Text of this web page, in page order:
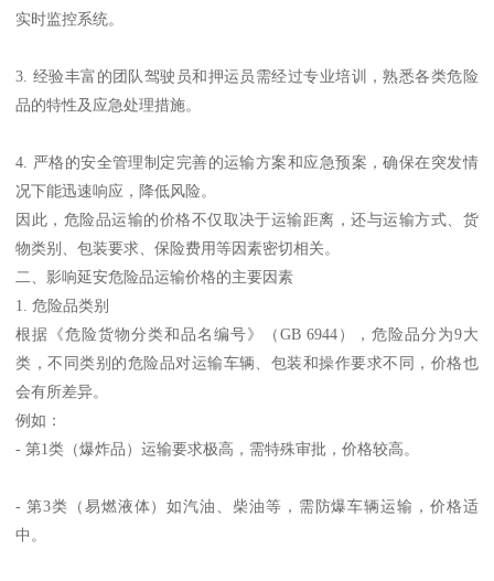
实时监控系统。
3. 经验丰富的团队驾驶员和押运员需经过专业培训，熟悉各类危险
品的特性及应急处理措施。
4. 严格的安全管理制定完善的运输方案和应急预案，确保在突发情
况下能迅速响应，降低风险。
因此，危险品运输的价格不仅取决于运输距离，还与运输方式、货
物类别、包装要求、保险费用等因素密切相关。
二、影响延安危险品运输价格的主要因素
1. 危险品类别
根据《危险货物分类和品名编号》（GB 6944），危险品分为9大
类，不同类别的危险品对运输车辆、包装和操作要求不同，价格也
会有所差异。
例如：
- 第1类（爆炸品）运输要求极高，需特殊审批，价格较高。
- 第3类（易燃液体）如汽油、柴油等，需防爆车辆运输，价格适
中。